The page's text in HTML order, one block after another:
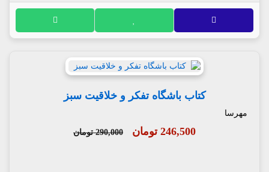
کتاب باشگاه تفکر و خلاقیت سبز
مهرسا
246,500 تومان 290,000 تومان